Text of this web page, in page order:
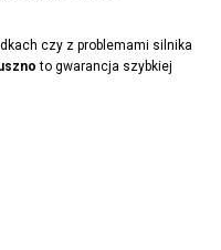
czy z problemami silnika
to gwarancja szybkiej